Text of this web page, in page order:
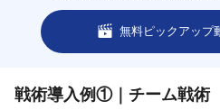
無料ピックアップ
戦術導入例①｜チーム戦術